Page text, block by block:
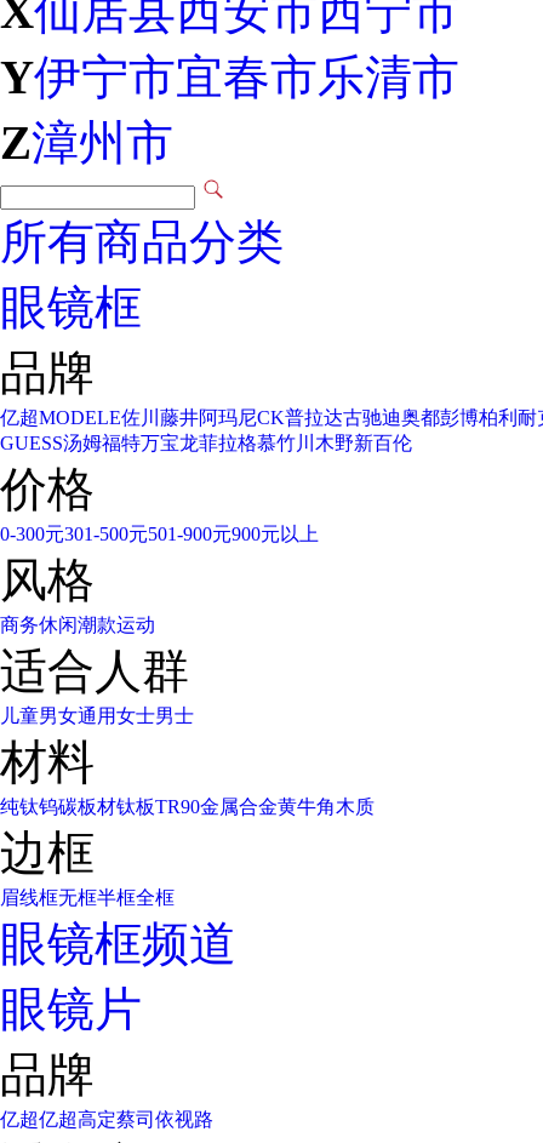
X仙居县西安市西宁市
Y伊宁市宜春市乐清市
Z漳州市
所有商品分类
眼镜框
品牌
亿超MODELE佐川藤井阿玛尼CK普拉达古驰迪奥都彭博柏利 耐
GUESS汤姆福特万宝龙菲拉格慕竹川木野新百伦
价格
0-300元301-500元501-900元900元以上
风格
商务休闲潮款运动
适合人群
儿童男女通用女士男士
材料
纯钛钨碳板材钛板TR90金属合金黄牛角木质
边框
眉线框无框半框全框
眼镜框频道
眼镜片
品牌
亿超亿超高定蔡司 依视路